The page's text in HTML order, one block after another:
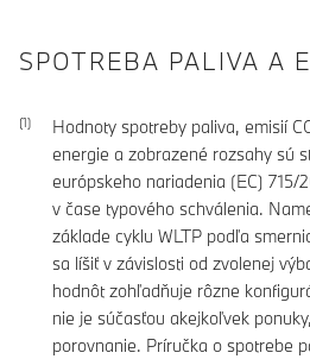
SPOTREBA PALIVA A
Hodnoty spotreby paliva, emisií
energie a zobrazené rozsahy sú
európskeho nariadenia (EC)
v čase typového schválenia.
základe cyklu WLTP podľa
sa líšiť v závislosti od zvolenej
hodnôt zohľadňuje rôzne
nie je súčasťou akejkoľvek
porovnanie. Príručka o spotrebe